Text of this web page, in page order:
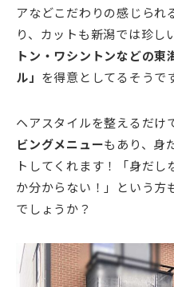
アなどこだわりの感じられ
り、カットも新潟では珍し
トン・ワシントンなどの東
ル」 を得意としてるそうで
ヘアスタイルを整えるだけ
ビングメニューもあり、身
トしてくれます！「身だ
か分からない！」という方
でしょうか？